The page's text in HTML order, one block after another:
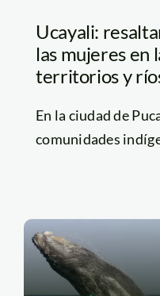
Ucayali:
las mujeres en
territorios y
En la ciudad de
comunidades